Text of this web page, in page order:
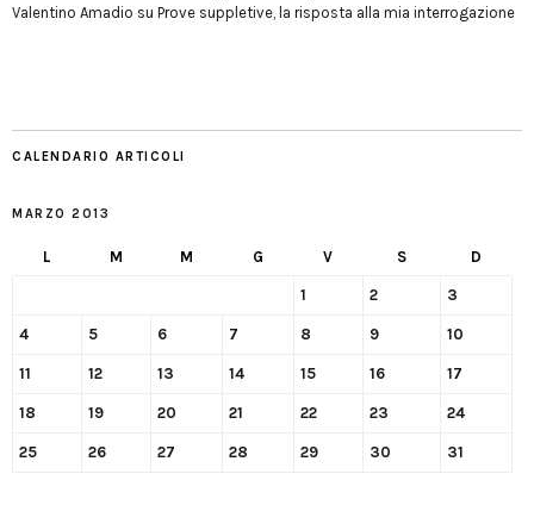
Valentino Amadio su Prove suppletive, la risposta alla mia interrogazione
CALENDARIO ARTICOLI
MARZO 2013
L M M G V S D
1 2 3
4 5 6 7 8 9 10
11 12 13 14 15 16 17
18 19 20 21 22 23 24
25 26 27 28 29 30 31